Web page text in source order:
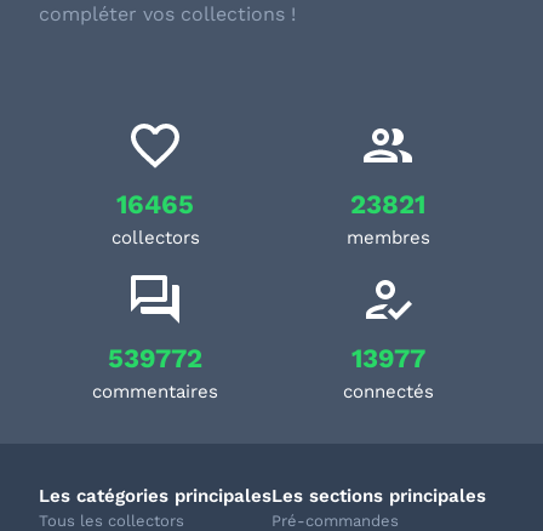
compléter vos collections !
16465
collectors
23821
membres
539772
commentaires
13977
connectés
Les catégories principales
Tous les collectors
Les sections principales
Pré-commandes